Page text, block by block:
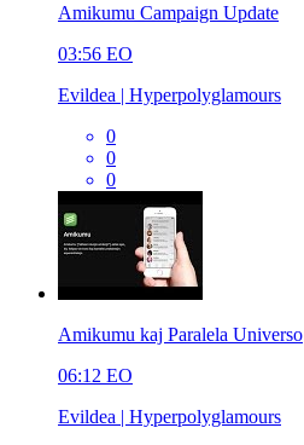
Amikumu Campaign Update
03:56 EO
Evildea | Hyperpolyglamours
0
0
0
Amikumu kaj Paralela Universo
06:12 EO
Evildea | Hyperpolyglamours